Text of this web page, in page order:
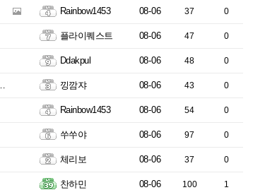
Rainbow1453 08-06 37 0
플라이퀘스트 08-06 47 0
Ddakpul 08-06 48 0
낑깜쟈 08-06 43 0
Rainbow1453 08-06 54 0
쑤쑤야 08-06 97 0
체리보 08-06 37 0
찬하민 08-06 100 1